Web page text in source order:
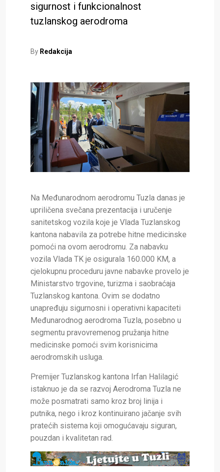
sigurnost i funkcionalnost
tuzlanskog aerodroma
By Redakcija
Na Međunarodnom aerodromu Tuzla danas je
upriličena svečana prezentacija i uručenje
sanitetskog vozila koje je Vlada Tuzlanskog
kantona nabavila za potrebe hitne medicinske
pomoći na ovom aerodromu. Za nabavku
vozila Vlada TK je osigurala 160.000 KM, a
cjelokupnu proceduru javne nabavke provelo je
Ministarstvo trgovine, turizma i saobraćaja
Tuzlanskog kantona. Ovim se dodatno
unapređuju sigurnosni i operativni kapaciteti
Međunarodnog aerodroma Tuzla, posebno u
segmentu pravovremenog pružanja hitne
medicinske pomoći svim korisnicima
aerodromskih usluga.
Premijer Tuzlanskog kantona Irfan Halilagić
istaknuo je da se razvoj Aerodroma Tuzla ne
može posmatrati samo kroz broj linija i
putnika, nego i kroz kontinuirano jačanje svih
pratećih sistema koji omogućavaju siguran,
pouzdan i kvalitetan rad.